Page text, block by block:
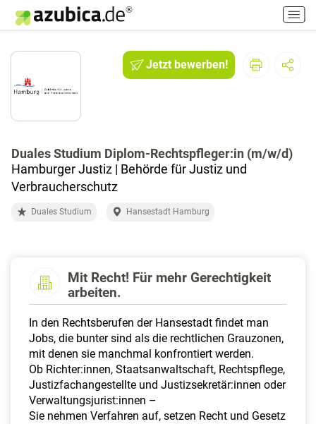
H
a
p
e
h
l
e
n
Jetzt bewerben!
Duales Studium Diplom-Rechtspfleger:in (m/w/d)
Hamburger Justiz | Behörde für Justiz und
Verbraucherschutz
Duales Studium Hansestadt Hamburg
Mit Recht! Für mehr Gerechtigkeit
arbeiten.
In den Rechtsberufen der Hansestadt findet man
Jobs, die bunter sind als die rechtlichen Grauzonen,
mit denen sie manchmal konfrontiert werden.
Ob Richter:innen, Staatsanwaltschaft, Rechtspflege,
Justizfachangestellte und Justizsekretär:innen oder
Verwaltungsjurist:innen –
Sie nehmen Verfahren auf, setzen Recht und Gesetz